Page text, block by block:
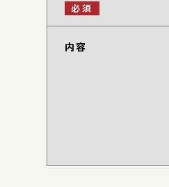
必須
内容